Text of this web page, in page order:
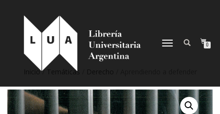
NAVEGACIÓN
0
Inicio/ Temáticas